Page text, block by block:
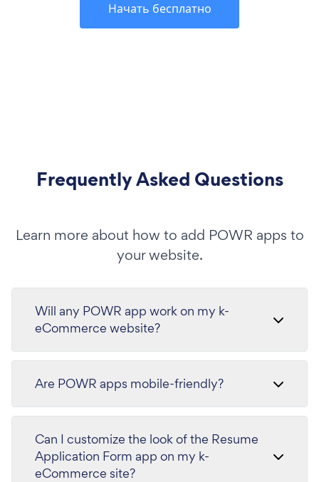
Начать бесплатно
Frequently Asked Questions
Learn more about how to add POWR apps to
your website.
Will any POWR app work on my k-
eCommerce website?
Are POWR apps mobile-friendly?
Can I customize the look of the Resume
Application Form app on my k-
eCommerce site?